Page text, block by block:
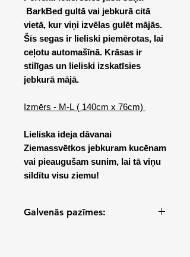
BarkBed gultā vai jebkurā citā
vietā, kur viņi izvēlas gulēt mājās.
Šīs segas ir lieliski piemērotas, lai
ceļotu automašīnā. Krāsas ir
stilīgas un lieliski izskatīsies
jebkurā mājā.
Izmērs - M-L ( 140cm x 76cm)
Lieliska ideja dāvanai
Ziemassvētkos jebkuram kucēnam
vai pieaugušam sunim, lai tā viņu
sildītu visu ziemu!
Galvenās pazīmes: